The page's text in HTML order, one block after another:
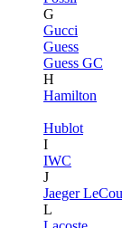
G
Gucci
Guess
Guess GC
H
Hamilton
Hublot
I
IWC
J
Jaeger
L